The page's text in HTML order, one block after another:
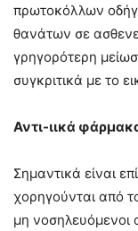
πρωτοκόλλων
θανάτων σε
γρηγορότερη
συγκριτικά με το
Αντι-ιικά
Σημαντικά είναι
χορηγούνται από
μη νοσηλευόμενοι